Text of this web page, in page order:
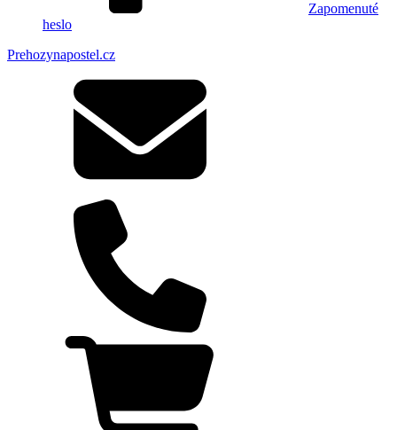
Zapomenuté
heslo
Prehozynapostel.cz